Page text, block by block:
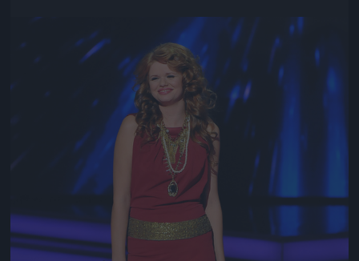
Jön még kép!